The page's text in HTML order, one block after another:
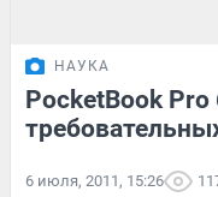
НАУКА
PocketBook
6 июля, 2011, 15:26